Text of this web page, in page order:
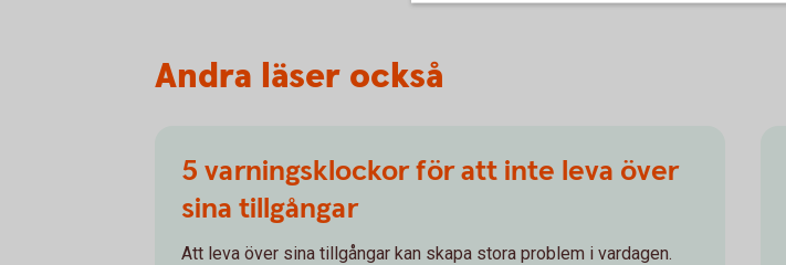
Andra läser också
5 varningsklockor för att inte leva över
sina tillgångar
Att leva över sina tillgångar kan skapa stora problem i vardagen.